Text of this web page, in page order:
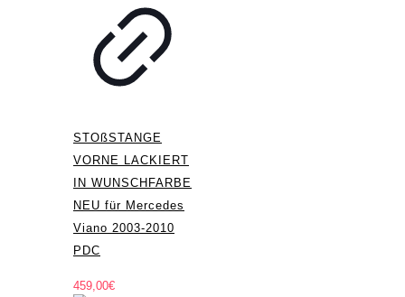
STOßSTANGE
VORNE LACKIERT
IN WUNSCHFARBE
NEU für Mercedes
Viano 2003-2010
PDC
459,00€